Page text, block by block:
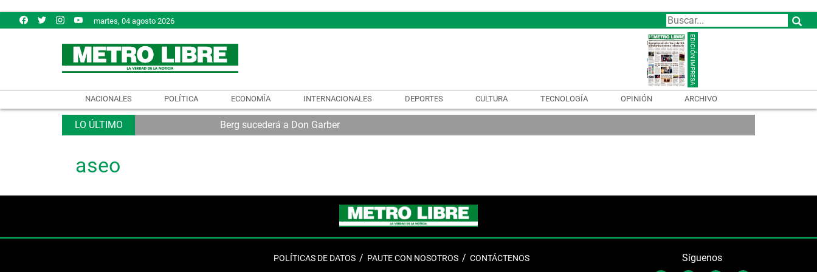
martes, 04 agosto 2026
NACIONALES POLÍTICA ECONOMÍA INTERNACIONALES DEPORTES CULTURA TECNOLOGÍA OPINIÓN ARCHIVO
Berg sucederá a Don Garber
aseo
POLÍTICAS DE DATOS PAUTE CON NOSOTROS CONTÁCTENOS Síguenos